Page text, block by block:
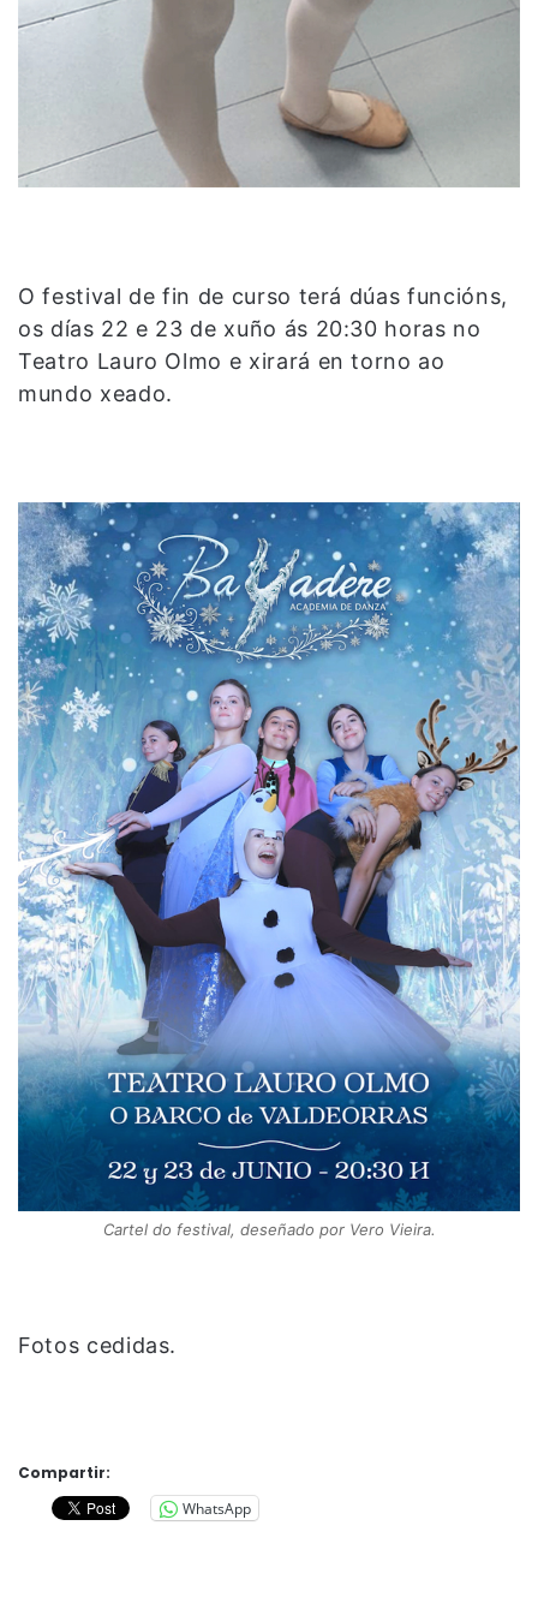
O festival de fin de curso terá dúas funcións,
os días 22 e 23 de xuño ás 20:30 horas no
Teatro Lauro Olmo e xirará en torno ao
mundo xeado.
Cartel do festival, deseñado por Vero Vieira.
Fotos cedidas.
Compartir:
WhatsApp